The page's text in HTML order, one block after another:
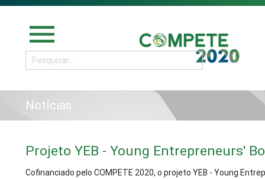
menu
Notícias
Projeto YEB - Young Entrepreneurs'
Cofinanciado pelo COMPETE 2020, o projeto YEB - Young